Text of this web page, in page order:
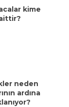
kime
neden
ardına